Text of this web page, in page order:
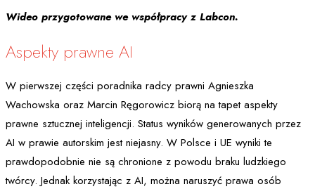
Wideo przygotowane we współpracy z Labcon.
Aspekty prawne AI
W pierwszej części poradnika radcy prawni Agnieszka
Wachowska oraz Marcin Ręgorowicz biorą na tapet aspekty
prawne sztucznej inteligencji. Status wyników generowanych przez
AI w prawie autorskim jest niejasny. W Polsce i UE wyniki te
prawdopodobnie nie są chronione z powodu braku ludzkiego
twórcy. Jednak korzystając z AI, można naruszyć prawa osób